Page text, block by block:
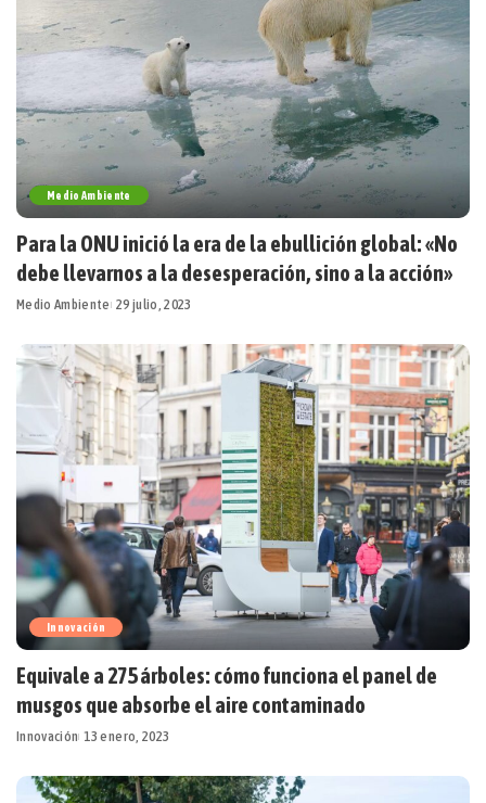
Medio Ambiente
Para la ONU inició la era de la ebullición global: «No
debe llevarnos a la desesperación, sino a la acción»
Medio Ambiente 29 julio, 2023
Innovación
Equivale a 275 árboles: cómo funciona el panel de
musgos que absorbe el aire contaminado
Innovación 13 enero, 2023